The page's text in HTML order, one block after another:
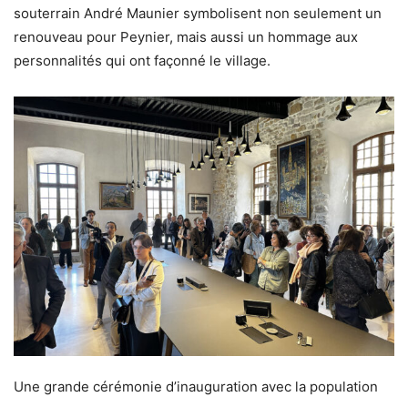
souterrain André Maunier symbolisent non seulement un
renouveau pour Peynier, mais aussi un hommage aux
personnalités qui ont façonné le village.
Une grande cérémonie d’inauguration avec la population